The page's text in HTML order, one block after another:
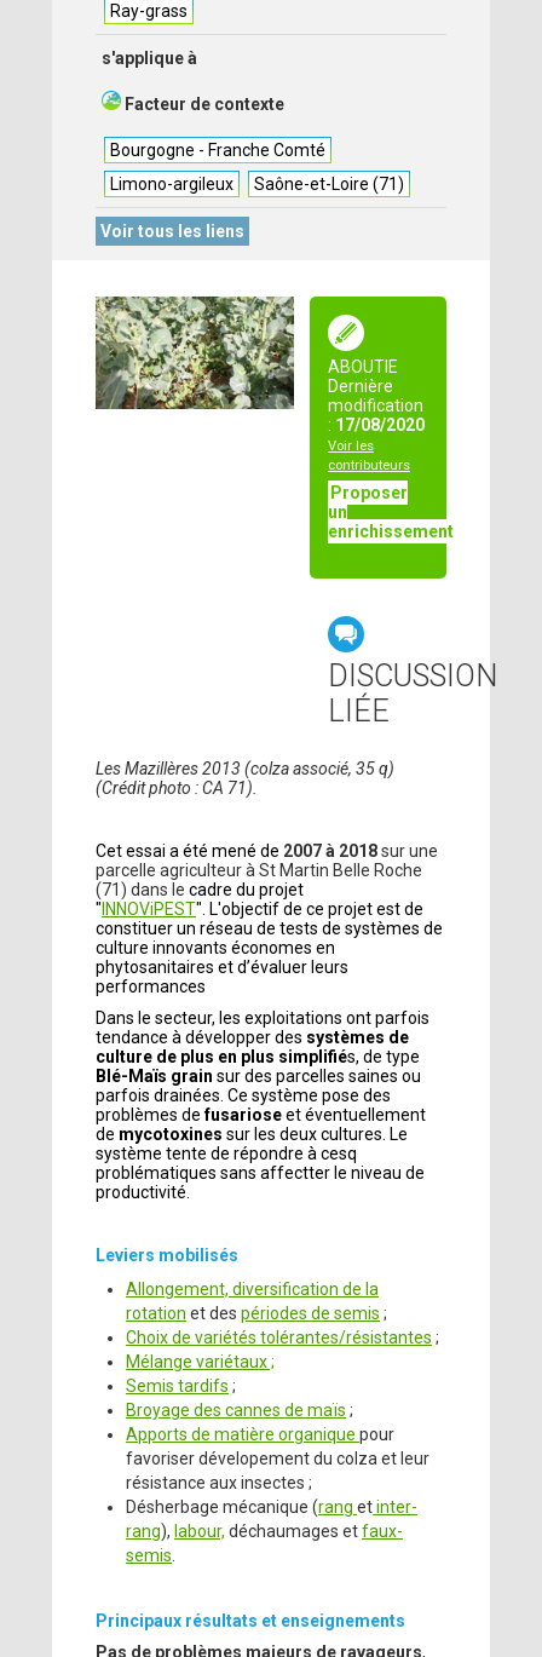
Ray-grass
s'applique à
Facteur de contexte
Bourgogne - Franche Comté
Limono-argileux
Saône-et-Loire (71)
Voir tous les liens
ABOUTIE
Dernière
modification
: 17/08/2020
Voir les
contributeurs
Proposer
un
enrichissement
DISCUSSION
LIÉE
Les Mazillères 2013 (colza associé, 35 q)
(Crédit photo : CA 71).
Cet essai a été mené de 2007 à 2018sur une
parcelle agriculteur à St Martin Belle Roche
(71) dans le cadre du projet
" INNOViPEST". L'objectif de ce projet est de
constituer un réseau de tests de systèmes de
culture innovants économes en
phytosanitaires et d’évaluer leurs
performances
Dans le secteur, les exploitations ont parfois
tendance à développer des systèmes de
culture de plus en plus simplifiés, de type
Blé-Maïs grain sur des parcelles saines ou
parfois drainées. Ce système pose des
problèmes defusarioseet éventuellement
de mycotoxinessur les deux cultures. Le
système tente de répondre à cesq
problématiques sans affectter le niveau de
productivité.
Leviers mobilisés
Allongement, diversification de la
rotation et despériodes de semis ;
Choix de variétés tolérantes/résistantes ;
Mélange variétaux ;
Semis tardifs ;
Broyage des cannes de maïs ;
Apports de matière organiquepour
favoriser dévelopement du colza et leur
résistance aux insectes ;
Désherbage mécanique (rangetinter-
rang), labour, déchaumages etfaux-
semis
Principaux résultats et enseignements
Pas de problèmes majeurs de ravageurs,